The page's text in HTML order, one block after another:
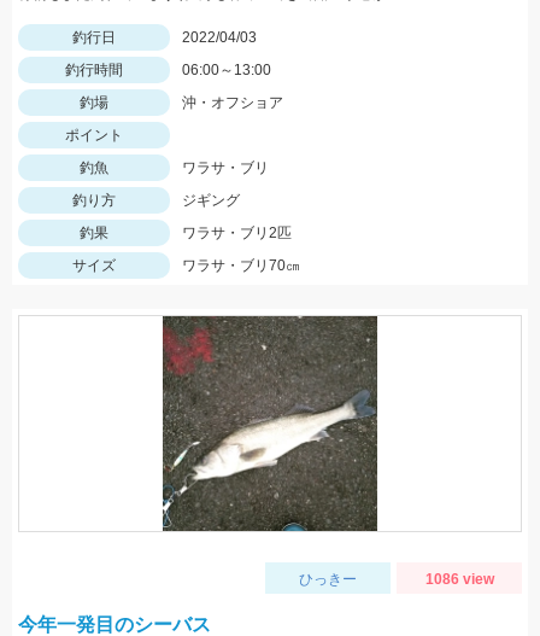
釣行日
2022/04/03
釣行時間
06:00～13:00
釣場
沖・オフショア
ポイント
釣魚
ワラサ・ブリ
釣り方
ジギング
釣果
ワラサ・ブリ2匹
サイズ
ワラサ・ブリ70㎝
ひっきー 1086 view
今年一発目のシーバス